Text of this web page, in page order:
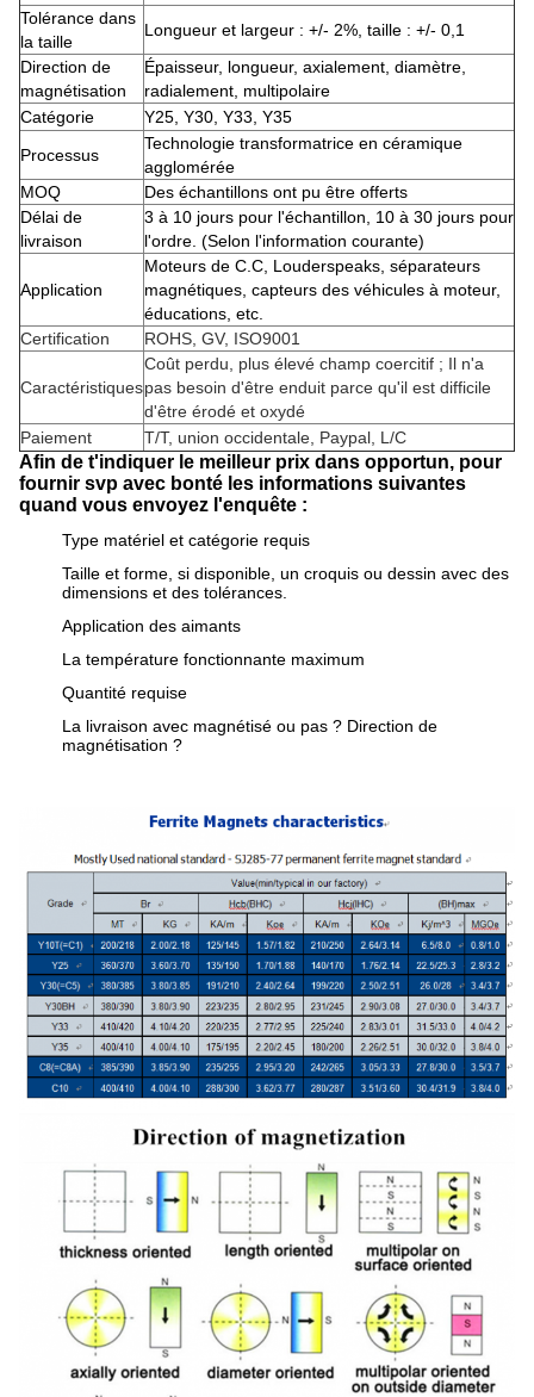
Tolérance dans
la taille
Longueur et largeur : +/- 2%, taille : +/- 0,1
Direction de
magnétisation
Épaisseur, longueur, axialement, diamètre,
radialement, multipolaire
Catégorie
Y25, Y30, Y33, Y35
Processus
Technologie transformatrice en céramique
agglomérée
MOQ
Des échantillons ont pu être offerts
Délai de
livraison
3 à 10 jours pour l'échantillon, 10 à 30 jours pour
l'ordre. (Selon l'information courante)
Application
Moteurs de C.C, Louderspeaks, séparateurs
magnétiques, capteurs des véhicules à moteur,
éducations, etc.
Certification
ROHS, GV, ISO9001
Caractéristiques
Coût perdu, plus élevé champ coercitif ; Il n'a
pas besoin d'être enduit parce qu'il est difficile
d'être érodé et oxydé
Paiement
T/T, union occidentale, Paypal, L/C
Afin de t'indiquer le meilleur prix dans opportun, pour
fournir svp avec bonté les informations suivantes
quand vous envoyez l'enquête :
Type matériel et catégorie requis
Taille et forme, si disponible, un croquis ou dessin avec des
dimensions et des tolérances.
Application des aimants
La température fonctionnante maximum
Quantité requise
La livraison avec magnétisé ou pas ? Direction de
magnétisation ?